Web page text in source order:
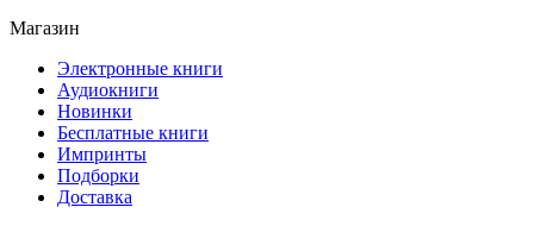
Магазин
Электронные книги
Аудиокниги
Новинки
Бесплатные книги
Импринты
Подборки
Доставка